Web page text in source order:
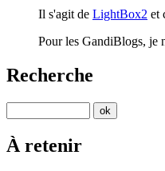
Il s'agit de LightBox2 et
Pour les GandiBlogs, je
Recherche
À retenir